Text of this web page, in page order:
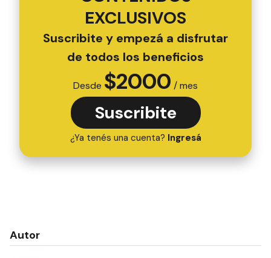
EXCLUSIVOS
Suscribite y empezá a disfrutar
de todos los beneficios
Desde $2000 / mes
Suscribite
¿Ya tenés una cuenta? Ingresá
Autor